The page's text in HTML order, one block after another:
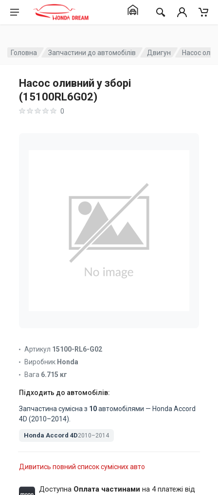
Головна Запчастини до автомобілів Двигун Насос
Насос оливний у зборі
(15100RL6G02)
0
Артикул 15100-RL6-G02
Виробник Honda
Вага 6.715 кг
Підходить до автомобілів:
Запчастина сумісна з 10автомобілями — Honda Accord
4D (2010–2014).
Honda Accord 4D2010–2014
Дивитись повний список сумісних авто
Доступна Оплата частинами на 4 платежі від